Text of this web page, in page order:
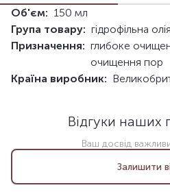
Об'єм: 150 мл
Група товару: гідрофільна олія
Призначення: глибоке
очищення пор
Країна виробник:
Відгуки наших
Ваш досвід
Залишити